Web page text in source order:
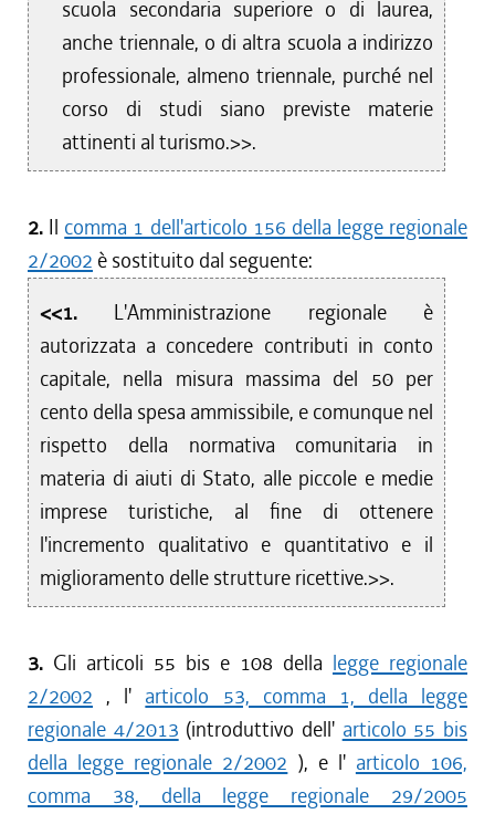
scuola secondaria superiore o di laurea,
anche triennale, o di altra scuola a indirizzo
professionale, almeno triennale, purché nel
corso di studi siano previste materie
attinenti al turismo.>>.
2. Il comma 1 dell'articolo 156 della legge regionale
2/2002 è sostituito dal seguente:
<<1. L'Amministrazione regionale è
autorizzata a concedere contributi in conto
capitale, nella misura massima del 50 per
cento della spesa ammissibile, e comunque nel
rispetto della normativa comunitaria in
materia di aiuti di Stato, alle piccole e medie
imprese turistiche, al fine di ottenere
l'incremento qualitativo e quantitativo e il
miglioramento delle strutture ricettive.>>.
3. Gli articoli 55 bis e 108 della legge regionale
2/2002 , l' articolo 53, comma 1, della legge
regionale 4/2013 (introduttivo dell' articolo 55 bis
della legge regionale 2/2002 ), e l' articolo 106,
comma 38, della legge regionale 29/2005